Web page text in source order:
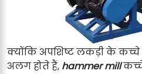
क्योंकि अपशिष्ट लकड़ी के
अलग होते हैं, hammer mill